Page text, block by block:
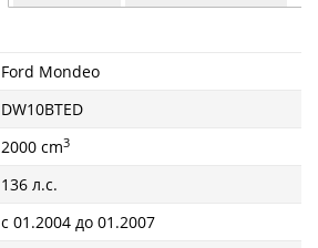
Ford Mondeo
DW10BTED
2000 cm3
136 л.с.
с 01.2004 до 01.2007